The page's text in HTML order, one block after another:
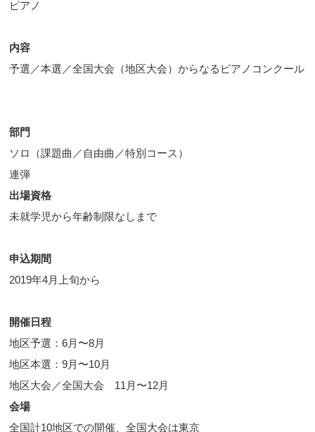
ピアノ
内容
予選／本選／全国大会（地区大会）からなるピアノコンクール
部門
ソロ（課題曲／自由曲／特別コース）
連弾
出場資格
未就学児から年齢制限なしまで
申込期間
2019年4月上旬から
開催日程
地区予選：6月〜8月
地区本選：9月〜10月
地区大会／全国大会 11月〜12月
会場
全国計10地区での開催、全国大会は東京